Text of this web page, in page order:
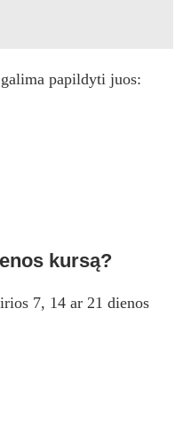
papildyti juos:
kursą?
7, 14 ar 21 dienos